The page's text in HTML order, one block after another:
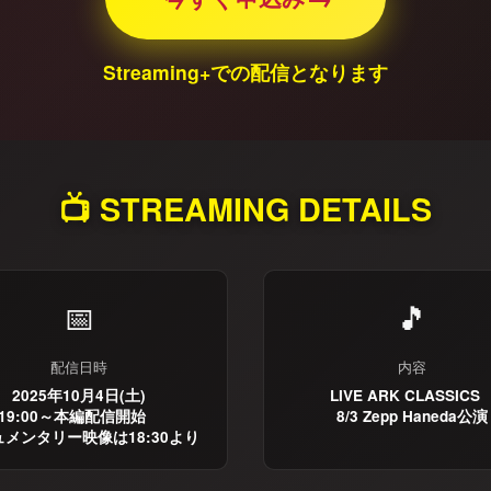
Streaming+での配信となります
📺 STREAMING DETAILS
📅
配信日時
2025年10月4日(土)
～本編配信開始
メンタリー映像は18:30より
🎵
内容
LIVE ARK
8/3 Zepp Haneda公演